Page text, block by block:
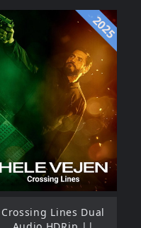
2025
Crossing Lines Dual